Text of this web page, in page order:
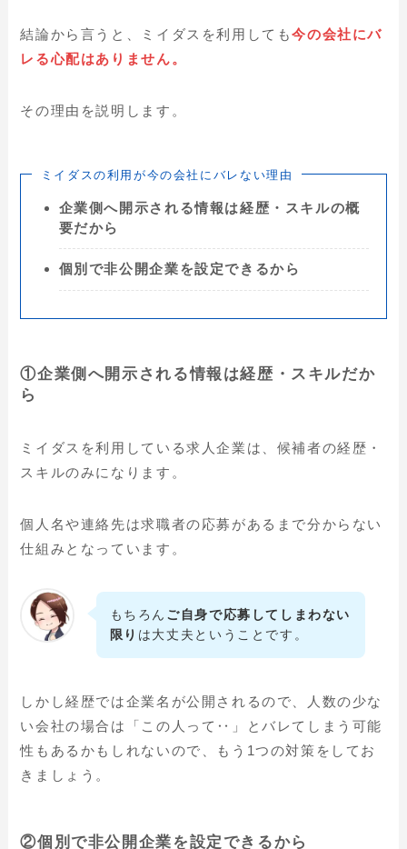
結論から言うと、ミイダスを利用しても今の会社にバ
レる心配はありません。
その理由を説明します。
ミイダスの利用が今の会社にバレない理由
企業側へ開示される情報は経歴・スキルの概
要だから
個別で非公開企業を設定できるから
①企業側へ開示される情報は経歴・スキルだか
ら
ミイダスを利用している求人企業は、候補者の経歴・
スキルのみになります。
個人名や連絡先は求職者の応募があるまで分からない
仕組みとなっています。
もちろん ご自身で応募してしまわない
限り は大丈夫ということです。
しかし経歴では企業名が公開されるので、人数の少な
い会社の場合は「この人って‥」とバレてしまう可能
性もあるかもしれないので、もう1つの対策をしてお
きましょう。
②個別で非公開企業を設定できるから